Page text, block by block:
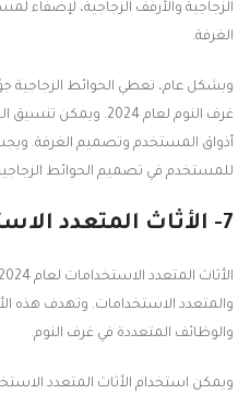
الزجاجية والأرفف الزجاجية، لإضفاء
الغرفة.
وبشكل عام، تعطي الحوائط الزجاجية
غرف النوم لعام 2024.
أذواق المستخدم وتصميم الغرفة.
للمستخدم في تصميم الحوائط
7- الأثاث المتعدد الاستخدامات:
والمتعدد الاستخدامات. وتهدف هذه
والوظائف المتعددة في غرف النوم.
ويمكن استخدام الأثاث المتعدد